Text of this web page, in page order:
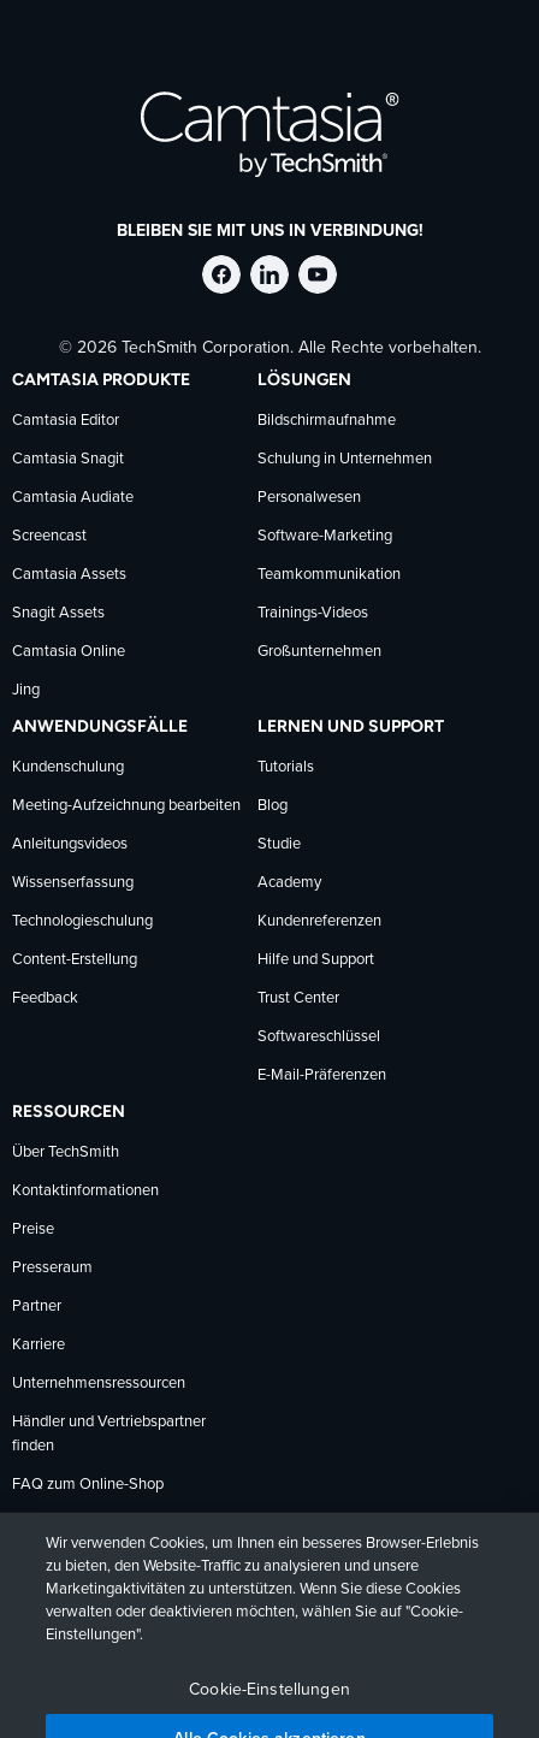
BLEIBEN SIE MIT UNS IN VERBINDUNG!
TechSmith
auf
Facebook
folgen
TechSmith
auf
LinkedIn
folgen
TechSmith
auf
YouTube
folgen
© 2026 TechSmith Corporation. Alle Rechte vorbehalten.
CAMTASIA PRODUKTE
Camtasia Editor
Camtasia Snagit
Camtasia Audiate
Screencast
Camtasia Assets
Snagit Assets
Camtasia Online
Jing
LÖSUNGEN
Bildschirmaufnahme
Schulung in Unternehmen
Personalwesen
Software-Marketing
Teamkommunikation
Trainings-Videos
Großunternehmen
ANWENDUNGSFÄLLE
Kundenschulung
Meeting-Aufzeichnung bearbeiten
Anleitungsvideos
Wissenserfassung
Technologieschulung
Content-Erstellung
Feedback
LERNEN UND SUPPORT
Tutorials
Blog
Studie
Academy
Kundenreferenzen
Hilfe und Support
Trust Center
Softwareschlüssel
E-Mail-Präferenzen
RESSOURCEN
Über TechSmith
Kontaktinformationen
Preise
Presseraum
Partner
Karriere
Unternehmensressourcen
Händler und Vertriebspartner
finden
FAQ zum Online-Shop
Rückgabebedingungen
DeutschFrançaisEspañol日本語
Wir verwenden Cookies, um Ihnen ein besseres Browser-Erlebnis
zu bieten, den Website-Traffic zu analysieren und unsere
Marketingaktivitäten zu unterstützen. Wenn Sie diese Cookies
verwalten oder deaktivieren möchten, wählen Sie auf "Cookie-
Einstellungen".
Cookie-Einstellungen